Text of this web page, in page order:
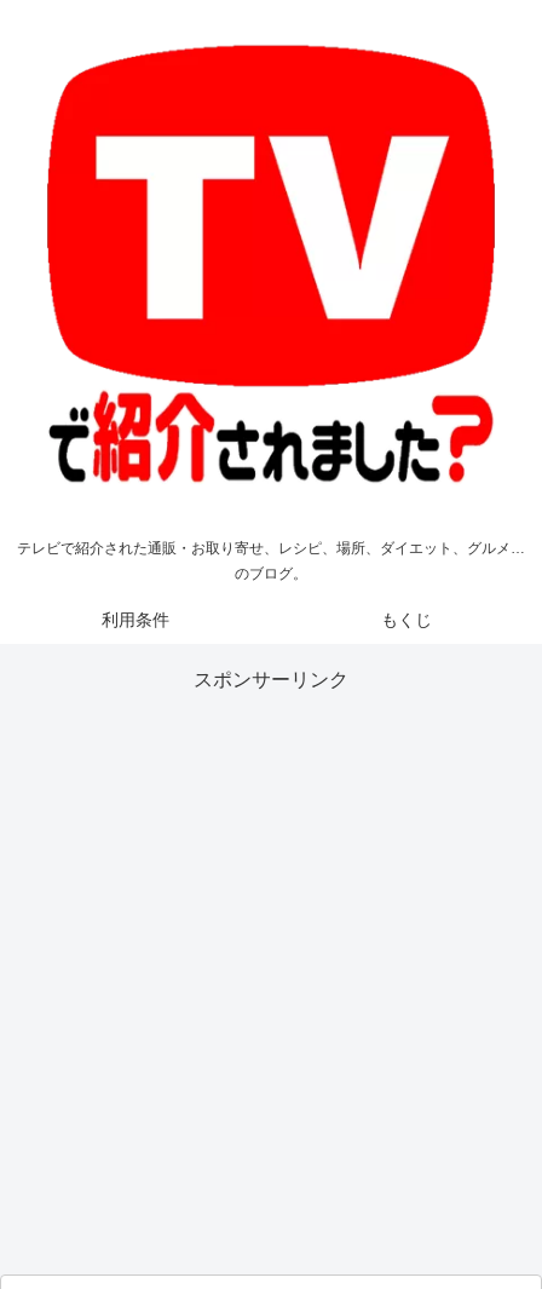
テレビで紹介された通販・お取り寄せ、レシピ、場所、ダイエット、グルメ…
のブログ。
利用条件 もくじ
スポンサーリンク